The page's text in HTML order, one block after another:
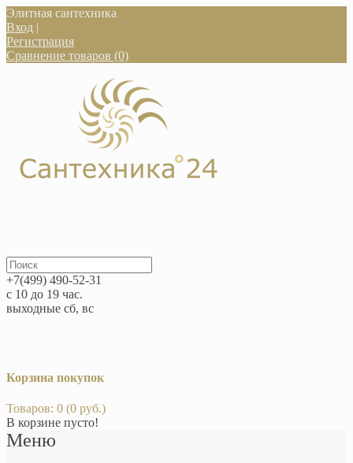
Элитная сантехника
Вход |
Регистрация
Сравнение товаров (0)
+7(499) 490-52-31
с 10 до 19 час.
выходные сб, вс
Корзина покупок
Товаров: 0 (0 руб.)
В корзине пусто!
Меню